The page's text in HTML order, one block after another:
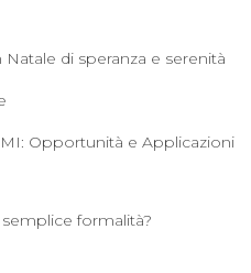
di speranza e serenità
Opportunità e Applicazioni
formalità?